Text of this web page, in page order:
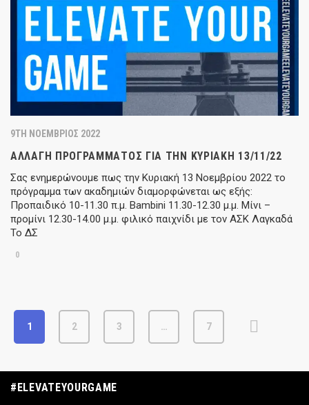
9TH ΝΟΈΜΒΡΙΟΣ 2022
ΑΛΛΑΓΉ ΠΡΟΓΡΆΜΜΑΤΟΣ ΓΙΑ ΤΗΝ ΚΥΡΙΑΚΉ 13/11/22
Σας ενημερώνουμε πως την Κυριακή 13 Νοεμβρίου 2022 το
πρόγραμμα των ακαδημιών διαμορφώνεται ως εξής:
Προπαιδικό 10-11.30 π.μ. Bambini 11.30-12.30 μ.μ. Μίνι –
προμίνι 12.30-14.00 μ.μ. φιλικό παιχνίδι με τον ΑΣΚ Λαγκαδά
Το ΔΣ
0
1 2 3 … 7
#ELEVATEYOURGAME